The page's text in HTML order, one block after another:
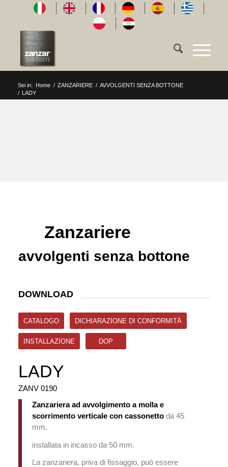
Sei in: Home / ZANZARIERE / AVVOLGENTI SENZA BOTTONE
/ LADY
Zanzariere
avvolgenti senza bottone
DOWNLOAD
CATALOGO DICHIARAZIONE DI CONFORMITÀ
INSTALLAZIONE DOP
LADY
ZANV 0190
Zanzariera ad avvolgimento a molla e
scorrimento verticale con cassonettoda 45
mm,
installata in incasso da 50 mm.
La zanzariera, priva di fissaggio, può essere